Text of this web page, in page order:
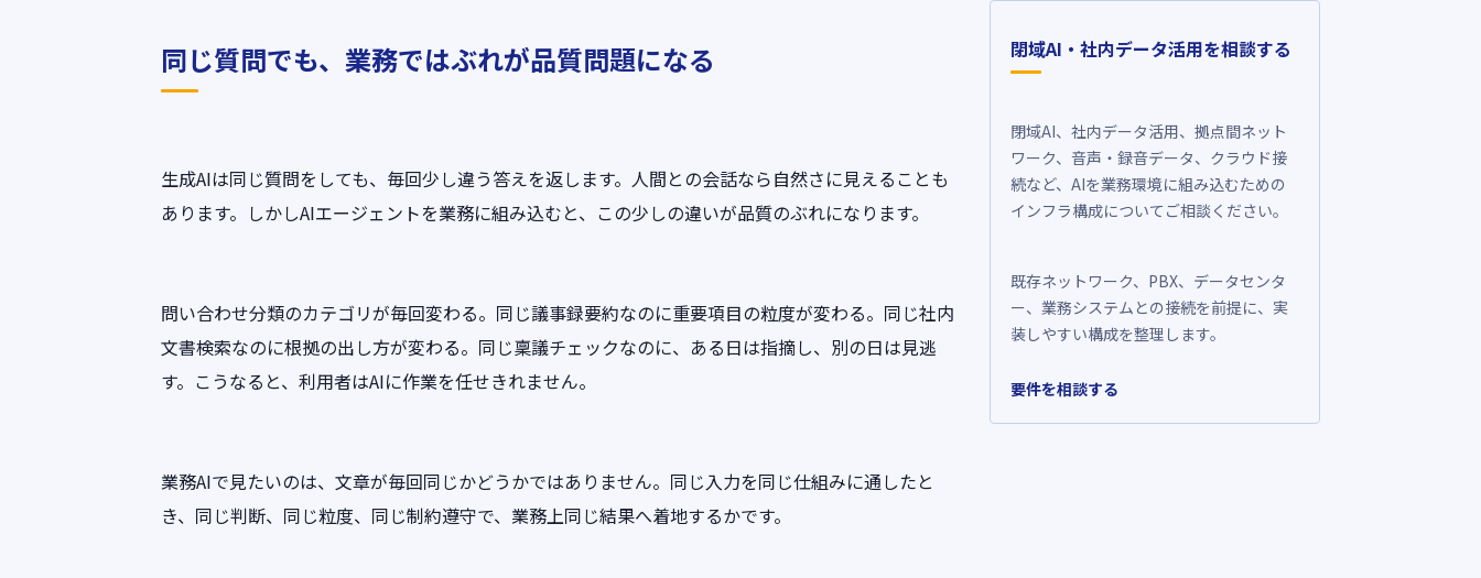
同じ質問でも、業務ではぶれが品質問題になる
生成AIは同じ質問をしても、毎回少し違う答えを返します。人間との会話なら自然さに見えることも
あります。しかしAIエージェントを業務に組み込むと、この少しの違いが品質のぶれになります。
問い合わせ分類のカテゴリが毎回変わる。同じ議事録要約なのに重要項目の粒度が変わる。同じ社内
文書検索なのに根拠の出し方が変わる。同じ稟議チェックなのに、ある日は指摘し、別の日は見逃
す。こうなると、利用者はAIに作業を任せきれません。
業務AIで見たいのは、文章が毎回同じかどうかではありません。同じ入力を同じ仕組みに通したと
き、同じ判断、同じ粒度、同じ制約遵守で、業務上同じ結果へ着地するかです。
閉域AI・社内データ活用を相談する
閉域AI、社内データ活用、拠点間ネット
ワーク、音声・録音データ、クラウド接
続など、AIを業務環境に組み込むための
インフラ構成についてご相談ください。
既存ネットワーク、PBX、データセンタ
ー、業務システムとの接続を前提に、実
装しやすい構成を整理します。
要件を相談する